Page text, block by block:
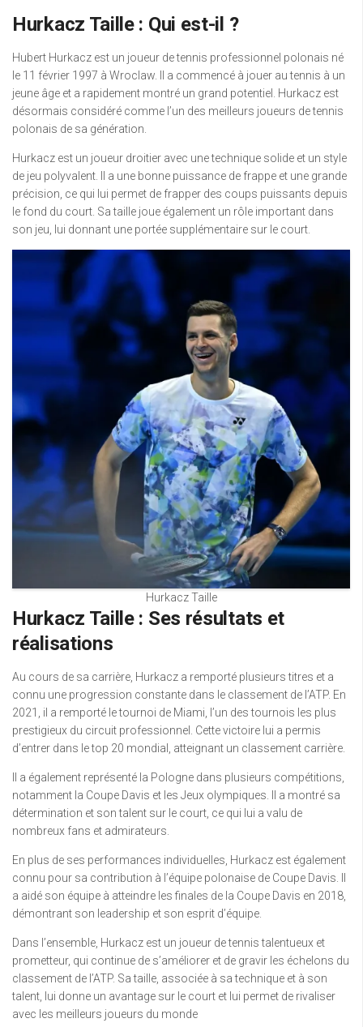
Hurkacz Taille : Qui est-il ?
Hubert Hurkacz est un joueur de tennis professionnel polonais né
le 11 février 1997 à Wroclaw. Il a commencé à jouer au tennis à un
jeune âge et a rapidement montré un grand potentiel. Hurkacz est
désormais considéré comme l’un des meilleurs joueurs de tennis
polonais de sa génération.
Hurkacz est un joueur droitier avec une technique solide et un style
de jeu polyvalent. Il a une bonne puissance de frappe et une grande
précision, ce qui lui permet de frapper des coups puissants depuis
le fond du court. Sa taille joue également un rôle important dans
son jeu, lui donnant une portée supplémentaire sur le court.
Hurkacz Taille
Hurkacz Taille : Ses résultats et
réalisations
Au cours de sa carrière, Hurkacz a remporté plusieurs titres et a
connu une progression constante dans le classement de l’ATP. En
2021, il a remporté le tournoi de Miami, l’un des tournois les plus
prestigieux du circuit professionnel. Cette victoire lui a permis
d’entrer dans le top 20 mondial, atteignant un classement carrière.
Il a également représenté la Pologne dans plusieurs compétitions,
notamment la Coupe Davis et les Jeux olympiques. Il a montré sa
détermination et son talent sur le court, ce qui lui a valu de
nombreux fans et admirateurs.
En plus de ses performances individuelles, Hurkacz est également
connu pour sa contribution à l’équipe polonaise de Coupe Davis. Il
a aidé son équipe à atteindre les finales de la Coupe Davis en 2018,
démontrant son leadership et son esprit d’équipe.
Dans l’ensemble, Hurkacz est un joueur de tennis talentueux et
prometteur, qui continue de s’améliorer et de gravir les échelons du
classement de l’ATP. Sa taille, associée à sa technique et à son
talent, lui donne un avantage sur le court et lui permet de rivaliser
avec les meilleurs joueurs du monde